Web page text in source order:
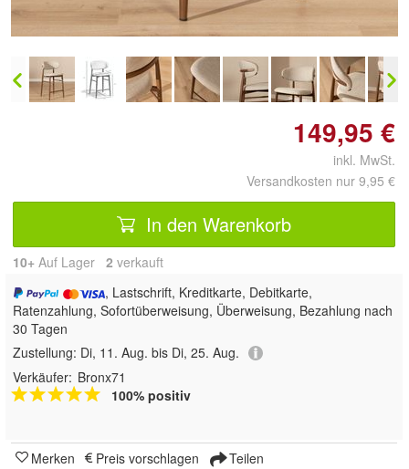
149,95 €
inkl. MwSt.
Versandkosten nur 9,95 €
In den Warenkorb
10+ Auf Lager 2 verkauft
, Lastschrift, Kreditkarte, Debitkarte,
Ratenzahlung, Sofortüberweisung, Überweisung, Bezahlung nach
30 Tagen
Zustellung: Di, 11. Aug. bis Di, 25. Aug.
Verkäufer: Bronx71
100% positiv
Merken Preis vorschlagen Teilen